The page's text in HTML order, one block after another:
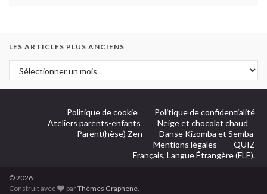
LES ARTICLES PLUS ANCIENS
Politique de cookie
Politique de confidentialité
Ateliers parents-enfants
Neige et chocolat chaud
Parent(hèse) Zen
Danse Kizomba et Semba
Mentions légales
QUIZ
Français, Langue Étrangère (FLE).
© 2026 .
Construit avec
parThèmes Graphene.